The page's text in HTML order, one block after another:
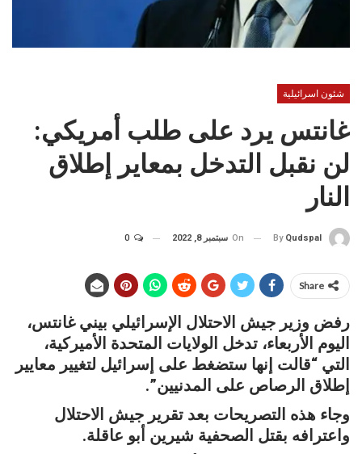
شئون اسرائيلية
غانتس يرد على طلب أمريكي:
لن نقبل التدخل بمعاير إطلاق
النار
By Qudspal
On سبتمبر 8, 2022
Share
رفض وزير جيش الاحتلال الإسرائيلي بيني غانتس،
اليوم الأربعاء، تدخل الولايات المتحدة الأميركية،
التي “قالت إنها ستضغط على إسرائيل لتغيير معايير
إطلاق الرصاص على المدنيين”.
وجاء هذه التصريحات بعد تقرير جيش الاحتلال
واعترافه بقتل الصحفية شيرين أبو عاقلة.